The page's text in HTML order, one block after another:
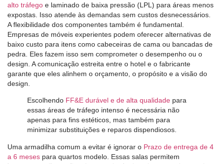
alto tráfego e laminado de baixa pressão (LPL) para áreas menos
expostas. Isso atende às demandas sem custos desnecessários.
A flexibilidade dos componentes também é fundamental.
Empresas de móveis experientes podem oferecer alternativas de
baixo custo para itens como cabeceiras de cama ou bancadas de
pedra. Eles fazem isso sem comprometer o desempenho ou o
design. A comunicação estreita entre o hotel e o fabricante
garante que eles alinhem o orçamento, o propósito e a visão do
design.
Escolhendo FF&E durável e de alta qualidade para
essas áreas de tráfego intenso é necessária não
apenas para fins estéticos, mas também para
minimizar substituições e reparos dispendiosos.
Uma armadilha comum a evitar é ignorar o Prazo de entrega de 4
a 6 meses para quartos modelo. Essas salas permitem